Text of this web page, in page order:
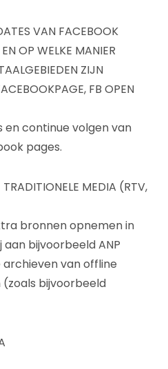
VAN FACEBOOK
OP WELKE MANIER
ZIJN
FB OPEN
en continue volgen van
pages.
MEDIA (RTV,
bronnen opnemen in
bijvoorbeeld ANP
van offline
bijvoorbeeld